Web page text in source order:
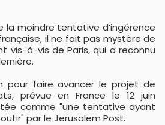
la moindre tentative d’ingérence
il ne fait pas mystère de
vis-à-vis de Paris, qui a reconnu
pour faire avancer le projet de
prévue en France le 12 juin
comme "une tentative ayant
par le Jerusalem Post.